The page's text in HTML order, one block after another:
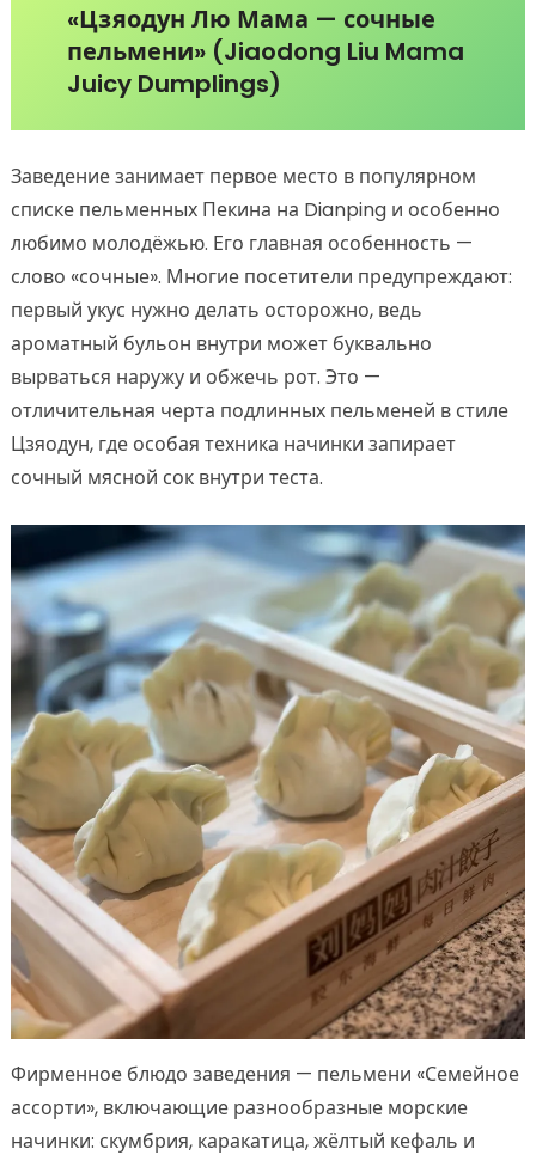
«Цзяодун Лю Мама — сочные
пельмени» (Jiaodong Liu Mama
Juicy Dumplings)
Заведение занимает первое место в популярном
списке пельменных Пекина на Dianping и особенно
любимо молодёжью. Его главная особенность —
слово «сочные». Многие посетители предупреждают:
первый укус нужно делать осторожно, ведь
ароматный бульон внутри может буквально
вырваться наружу и обжечь рот. Это —
отличительная черта подлинных пельменей в стиле
Цзяодун, где особая техника начинки запирает
сочный мясной сок внутри теста.
Фирменное блюдо заведения — пельмени «Семейное
ассорти», включающие разнообразные морские
начинки: скумбрия, каракатица, жёлтый кефаль и